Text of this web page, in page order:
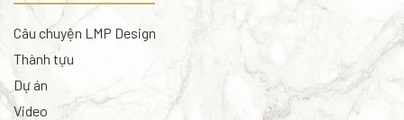
Câu chuyện LMP Design
Thành tựu
Dự án
Video